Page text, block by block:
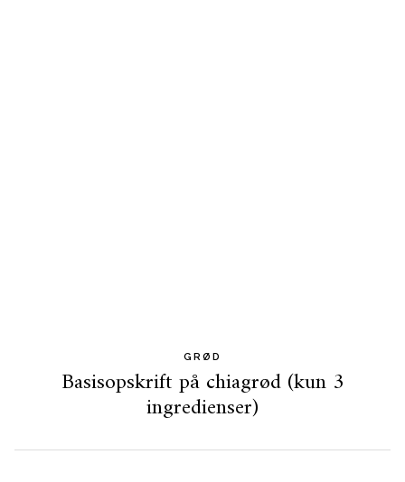
GRØD
Basisopskrift på chiagrød (kun 3
ingredienser)